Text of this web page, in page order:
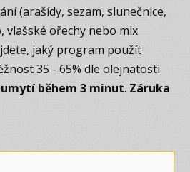
(arašídy, sezam, slunečnice,
vlašské ořechy nebo mix
jaký program použít
35 - 65% dle olejnatosti
umytí během 3 minut. Záruka